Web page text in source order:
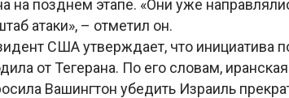
на позднем этапе. «Они уже
атаки», – отметил он.
США утверждает, что инициатива
от Тегерана. По его словам,
Вашингтон убедить Израиль